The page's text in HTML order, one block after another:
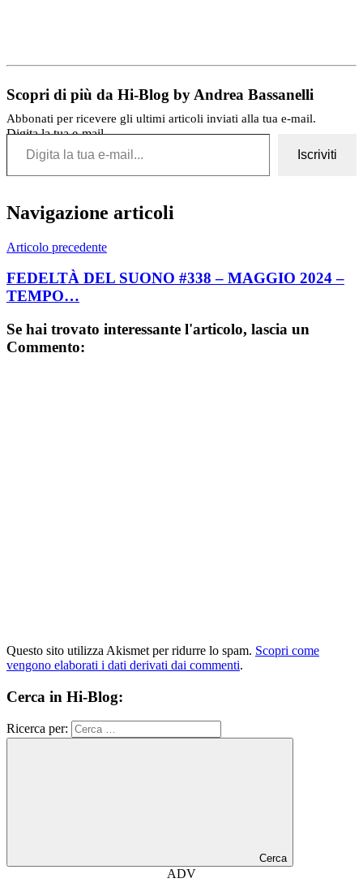
Scopri di più da Hi-Blog by Andrea Bassanelli
Abbonati per ricevere gli ultimi articoli inviati alla tua e-mail.
Digita la tua e-mail...
Iscriviti
Navigazione articoli
Articolo precedente
FEDELTÀ DEL SUONO #338 – MAGGIO 2024 –
TEMPO…
Se hai trovato interessante l'articolo, lascia un
Commento:
Questo sito utilizza Akismet per ridurre lo spam. Scopri come
vengono elaborati i dati derivati dai commenti.
Cerca in Hi-Blog:
Ricerca per:
Cerca
ADV